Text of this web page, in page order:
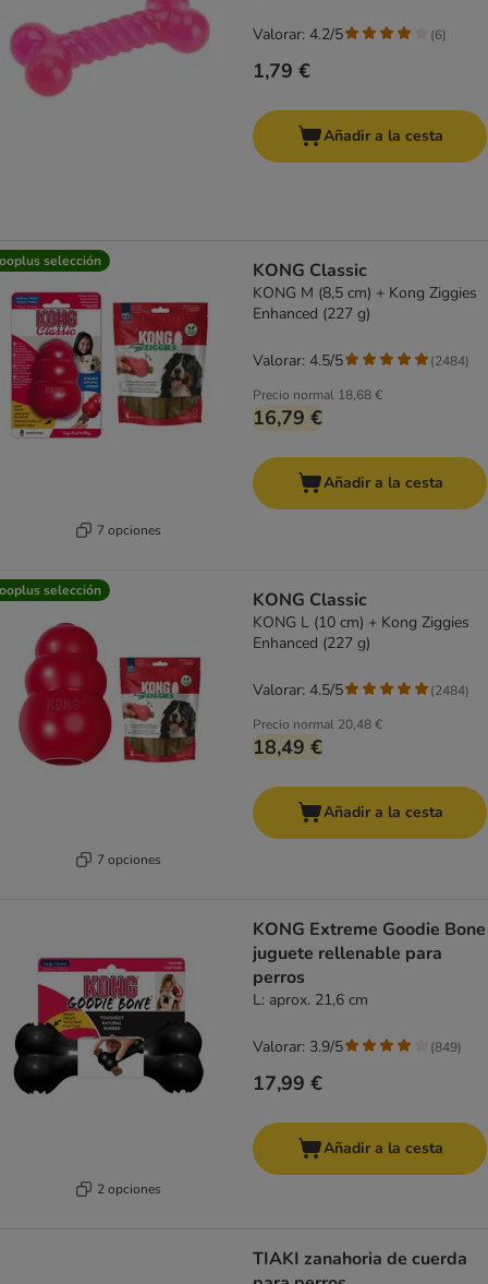
1,79 €
Valorar: 4.2/5 (6)
Añadir a la cesta
selección
7 opciones
KONG Classic
KONG M (8,5 cm) + Kong Ziggies
Enhanced (227 g)
Precio normal 18,68 €
16,79 €
Valorar: 4.5/5 (2484)
Añadir a la cesta
selección
7 opciones
KONG Classic
KONG L (10 cm) + Kong Ziggies
Enhanced (227 g)
Precio normal 20,48 €
18,49 €
Valorar: 4.5/5 (2484)
Añadir a la cesta
2 opciones
KONG Extreme Goodie Bone
juguete rellenable para
perros
L: aprox. 21,6 cm
17,99 €
Valorar: 3.9/5 (849)
Añadir a la cesta
TIAKI zanahoria de cuerda